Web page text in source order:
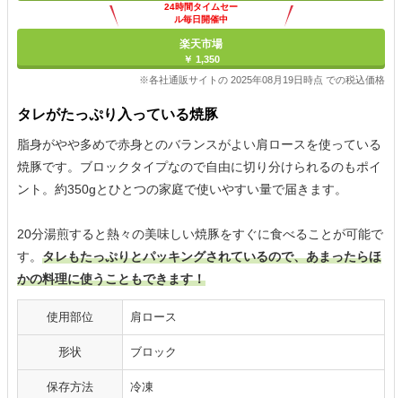
24時間タイムセー
ル毎日開催中
楽天市場
￥ 1,350
※各社通販サイトの 2025年08月19日時点 での税込価格
タレがたっぷり入っている焼豚
脂身がやや多めで赤身とのバランスがよい肩ロースを使っている
焼豚です。ブロックタイプなので自由に切り分けられるのもポイ
ント。約350gとひとつの家庭で使いやすい量で届きます。
20分湯煎すると熱々の美味しい焼豚をすぐに食べることが可能で
す。 タレもたっぷりとパッキングされているので、あまったらほ
かの料理に使うこともできます！
使用部位 肩ロース
形状 ブロック
保存方法 冷凍